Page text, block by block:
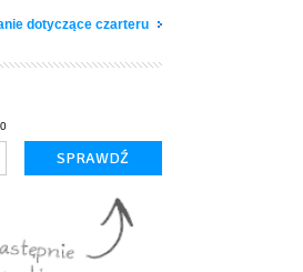
dotyczące czarteru